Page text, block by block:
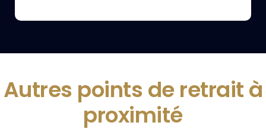
Autres points de retrait à
proximité